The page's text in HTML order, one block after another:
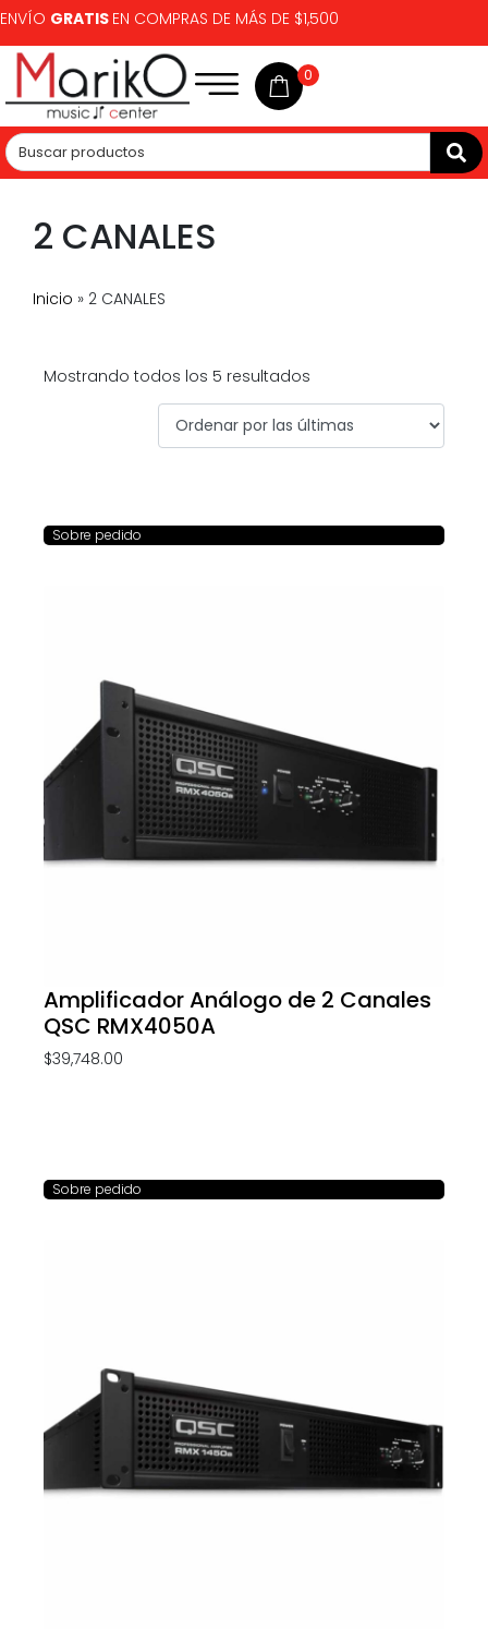
ENVÍO GRATIS EN COMPRAS DE MÁS DE $1,500
0
2 CANALES
Inicio » 2 CANALES
Mostrando todos los 5 resultados
Sobre pedido
Amplificador Análogo de 2 Canales
QSC RMX4050A
$39,748.00
Sobre pedido